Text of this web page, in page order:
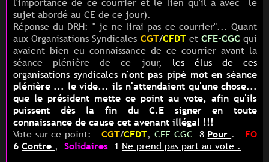
sujet abordé au CE de ce jour).
Réponse du DRH: " je ne lirai pas ce courrier"... Quant
aux Organisations Syndicales CGT/CFDTet CFE-CGCqui
avaient bien eu connaissance de ce courrier avant la
séance plénière de ce jour, les élus de ces
organisations syndicales n'ont pas pipé mot en séance
plénière ... le vide... ils n'attendaient qu'une chose...
que le président mette ce point au vote, afin qu'ils
puissent dès la fin du C.E signer en toute
connaissance de cause cet avenant illégal !!!
Vote sur ce point: CGT/CFDT, CFE-CGC 8 Pour . FO
6 Contre , Solidaires 1 Ne prend pas part au vote .